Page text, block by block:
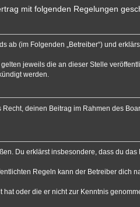
mit folgenden Regelungen
ab (im Folgenden „Betreiber“) und
jeweils die an dieser Stelle
werden.
deinen Beitrag im Rahmen des
Du erklärst insbesondere, dass du
Regeln kann der Betreiber dich
oder die er nicht zur Kenntnis